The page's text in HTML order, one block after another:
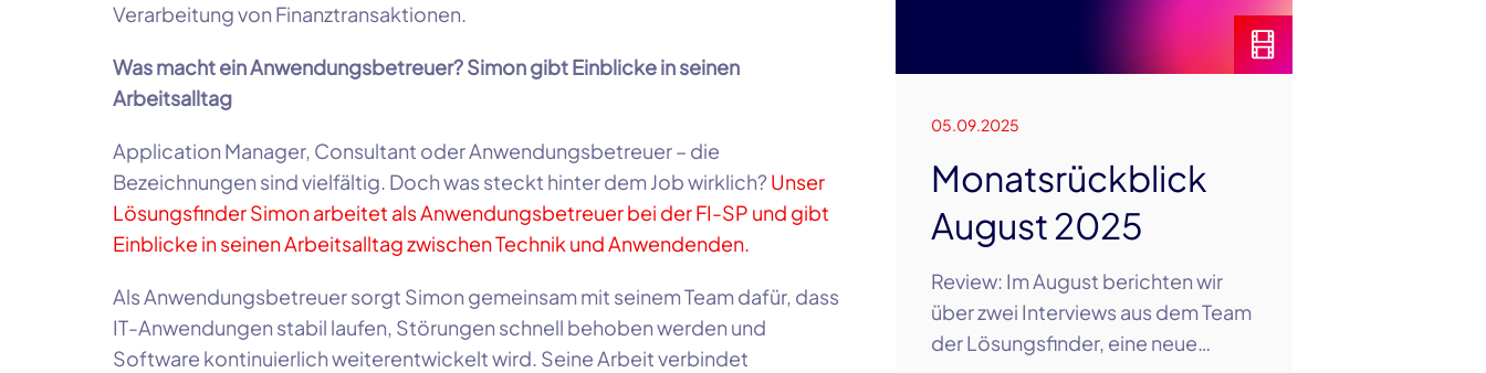
Verarbeitung von Finanztransaktionen.
Was macht ein Anwendungsbetreuer? Simon gibt Einblicke in seinen
Arbeitsalltag
Application Manager, Consultant oder Anwendungsbetreuer – die
Bezeichnungen sind vielfältig. Doch was steckt hinter dem Job wirklich?Unser
Lösungsfinder Simon arbeitet als Anwendungsbetreuer bei der FI-SP und gibt
Einblicke in seinen Arbeitsalltag zwischen Technik und Anwendenden.
Als Anwendungsbetreuer sorgt Simon gemeinsam mit seinem Team dafür, dass
IT-Anwendungen stabil laufen, Störungen schnell behoben werden und
Software kontinuierlich weiterentwickelt wird. Seine Arbeit verbindet
05.09.2025
Monatsrückblick
August 2025
Review: Im August berichten wir
über zwei Interviews aus dem Team
der Lösungsfinder, eine neue…